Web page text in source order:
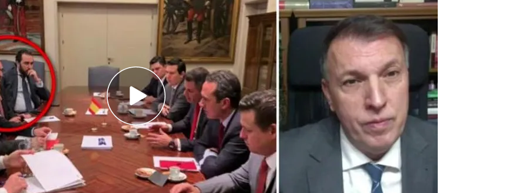
con otros medios de prueba"
que se acceda a su teléfono móvil tras
el voclado?
que pactó con Ábalos un piso de 1,9
adjudicados a dedo
que el Supremo rechace el volcado del